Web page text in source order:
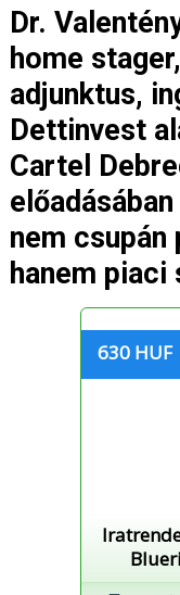
Dr.
home
adjunktus,
Dettinvest
Cartel
nem csupán
hanem
630 HUF